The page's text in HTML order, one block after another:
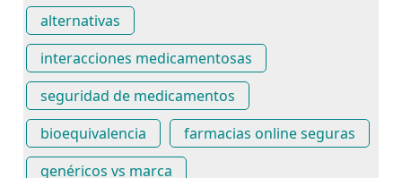
alternativas
interacciones medicamentosas
seguridad de medicamentos
bioequivalencia
farmacias online seguras
genéricos vs marca